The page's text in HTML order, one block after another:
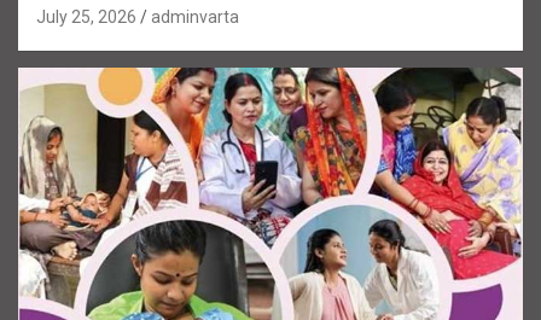
July 25, 2026 adminvarta